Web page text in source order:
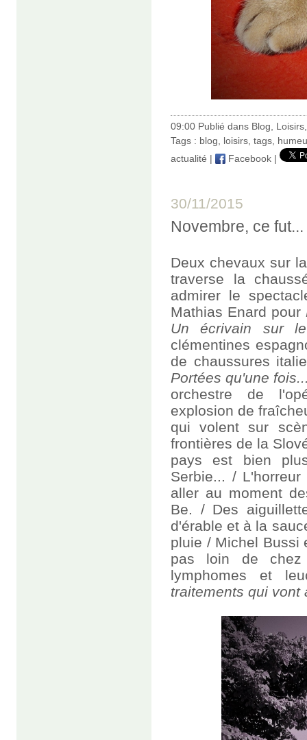
09:00 Publié dans Blog, Loisirs
Tags : blog, loisirs, tags,
actualité | Facebook |
30/11/2015
Novembre, ce fut...
Deux chevaux sur
traverse la
admirer le
Mathias Enard pour
Un écrivain sur
clémentines
de chaussures
Portées qu'une
orchestre de
explosion de
qui volent sur
frontières de la
pays est bien
Serbie... /
aller au moment
Be. / Des
d'érable et à la
pluie / Michel Bussi
pas loin de chez
lymphomes et
traitements qui vont